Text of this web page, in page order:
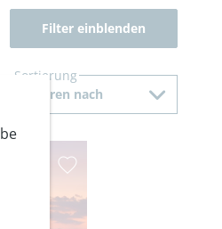
Filter einblenden
Sortierung
Sortieren nach